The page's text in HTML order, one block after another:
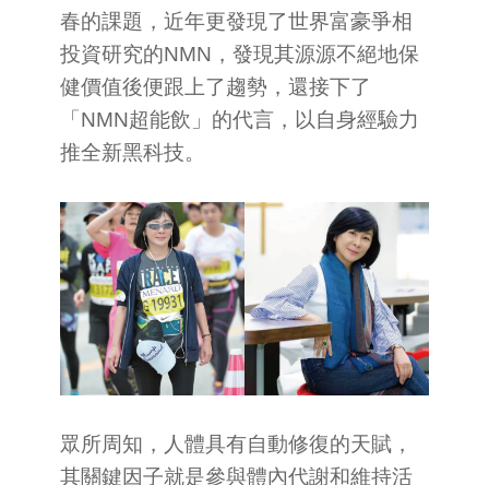
春的課題，近年更發現了世界富豪爭相
投資研究的NMN，發現其源源不絕地保
健價值後便跟上了趨勢，還接下了
「NMN超能飲」的代言，以自身經驗力
推全新黑科技。
眾所周知，人體具有自動修復的天賦，
其關鍵因子就是參與體內代謝和維持活